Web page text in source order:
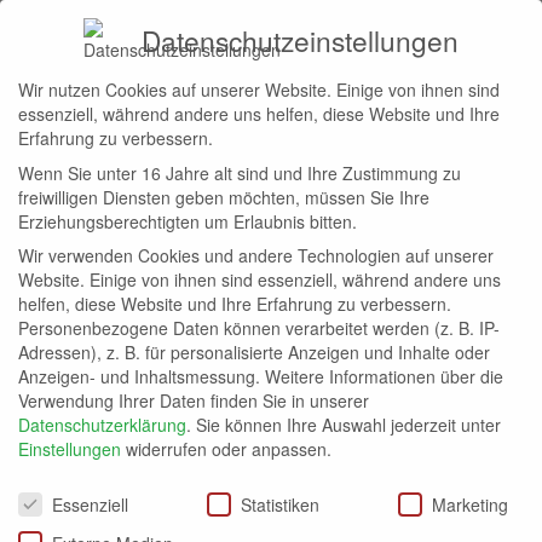
Start Payback Guide
PAYBACK GUIDE
Abos Allgemein Avios Bahn.bonus bonusmiles
Keine Beiträge vorhanden
Datenschutzeinstellungen
Wir nutzen Cookies auf unserer Website. Einige von ihnen sind
essenziell, während andere uns helfen, diese Website und Ihre
Erfahrung zu verbessern.
Wenn Sie unter 16 Jahre alt sind und Ihre Zustimmung zu
freiwilligen Diensten geben möchten, müssen Sie Ihre
Erziehungsberechtigten um Erlaubnis bitten.
Wir verwenden Cookies und andere Technologien auf unserer
Website. Einige von ihnen sind essenziell, während andere uns
helfen, diese Website und Ihre Erfahrung zu verbessern.
Personenbezogene Daten können verarbeitet werden (z. B. IP-
Adressen), z. B. für personalisierte Anzeigen und Inhalte oder
Anzeigen- und Inhaltsmessung. Weitere Informationen über die
Verwendung Ihrer Daten finden Sie in unserer
Datenschutzerklärung. Sie können Ihre Auswahl jederzeit unter
Einstellungen widerrufen oder anpassen.
Datenschutzeinstellungen
Essenziell Statistiken
Marketing